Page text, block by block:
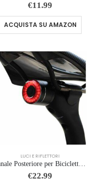
€11.99
ACQUISTA SU AMAZON
LUCI E RIFLETTORI
Fanale Posteriore per Bicicletta, Ricarica USB Fanale Posteriore Freno Intelligente,Luci Posteriori Intelligenti con Rilevame
€22.99